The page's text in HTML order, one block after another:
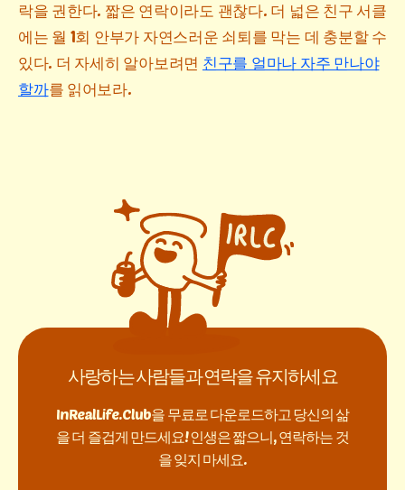
락을 권한다. 짧은 연락이라도 괜찮다. 더 넓은 친구 서클
에는 월 1회 안부가 자연스러운 쇠퇴를 막는 데 충분할 수
있다. 더 자세히 알아보려면 친구를 얼마나 자주 만나야
할까를 읽어보라.
사랑하는 사람들과 연락을 유지하세요
InRealLife.Club을 무료로 다운로드하고 당신의 삶
을 더 즐겁게 만드세요! 인생은 짧으니, 연락하는 것
을 잊지 마세요.